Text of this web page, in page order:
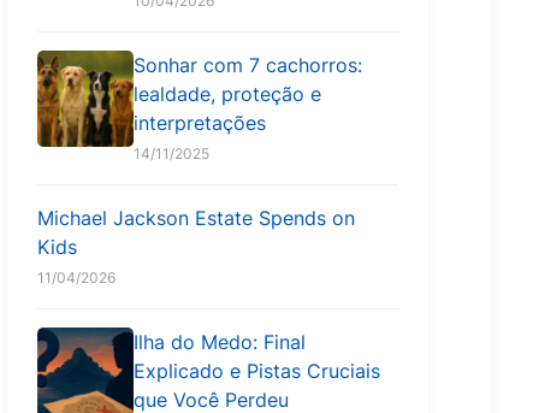
Sonhar com 7 cachorros:
lealdade, proteção e
interpretações
14/11/2025
Michael Jackson Estate Spends on
Kids
11/04/2026
Ilha do Medo: Final
Explicado e Pistas Cruciais
que Você Perdeu